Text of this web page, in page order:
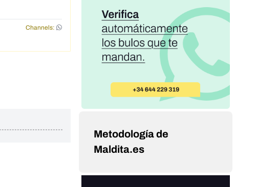
Channels:
Metodología de
Maldita.es